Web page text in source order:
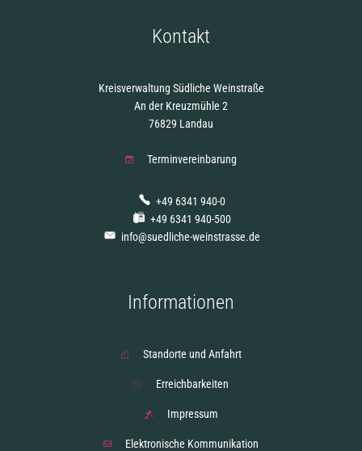
Kontakt
Kreisverwaltung Südliche Weinstraße
An der Kreuzmühle 2
76829 Landau
Terminvereinbarung
+49 6341 940-0
+49 6341 940-500
info@suedliche-weinstrasse.de
Informationen
Standorte und Anfahrt
Erreichbarkeiten
Impressum
Elektronische Kommunikation